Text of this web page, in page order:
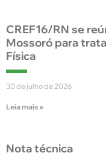
CREF16/RN se
Mossoró para
Física
30 de julho de 2026
Leia mais »
Nota técnica